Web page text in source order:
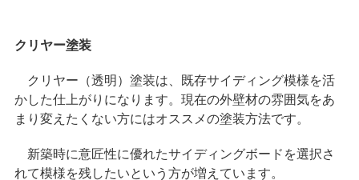
クリヤー塗装
クリヤー（透明）塗装は、既存サイディング模様を活
かした仕上がりになります。現在の外壁材の雰囲気をあ
まり変えたくない方にはオススメの塗装方法です。
新築時に意匠性に優れたサイディングボードを選択さ
れて模様を残したいという方が増えています。